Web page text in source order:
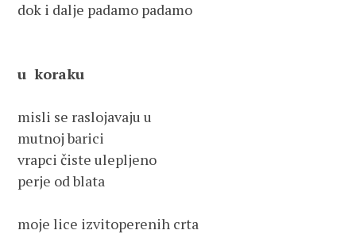
dok i dalje padamo padamo
u  koraku
misli se raslojavaju u
mutnoj barici
vrapci čiste ulepljeno
perje od blata
moje lice izvitoperenih crta